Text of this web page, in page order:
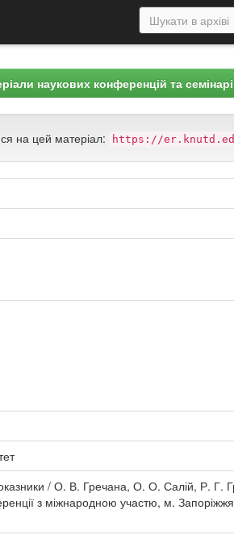
наукових конференцій та
на цей матеріал: https://
/ О. В. Гречана, О. О. Салій, Р. Г.
з міжнародною участю, м.